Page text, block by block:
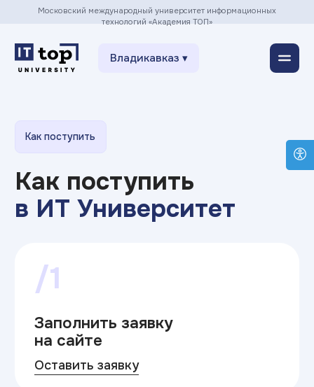
Владикавказ ▾
Московский международный университет информационных
технологий «Академия ТОП»
Как поступить
в ИТ Университет
Пройти мотивационное
собеседование
/2
/1